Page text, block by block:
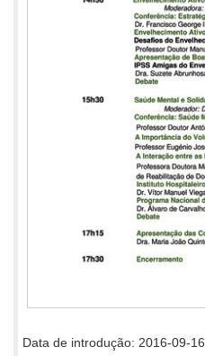
Data de introdução: 2016-09-16